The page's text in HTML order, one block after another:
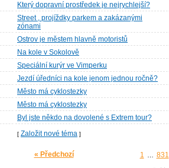
Který dopravní prostředek je nejrychlejší?
Street , projíždky parkem a zakázanými
zónami
Ostrov je městem hlavně motoristů
Na kole v Sokolově
Speciální kurýr ve Vimperku
Jezdí úředníci na kole jenom jednou ročně?
Město má cyklostezky
Město má cyklostezky
Byl jste někdo na dovolené s Extrem tour?
[ Založit nové téma ]
« Předchozí 1 831